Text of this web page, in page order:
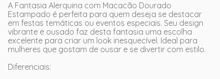
A Fantasia Alerquina com Macacão Dourado
Estampado é perfeita para quem deseja se destacar
em festas temáticas ou eventos especiais. Seu design
vibrante e ousado faz desta fantasia uma escolha
excelente para criar um look inesquecível. Ideal para
mulheres que gostam de ousar e se divertir com estilo.
Diferenciais: